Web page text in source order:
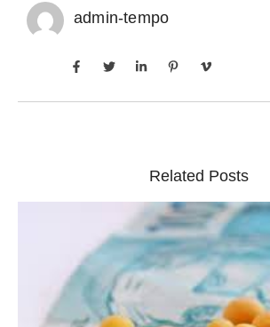
admin-tempo
Related Posts